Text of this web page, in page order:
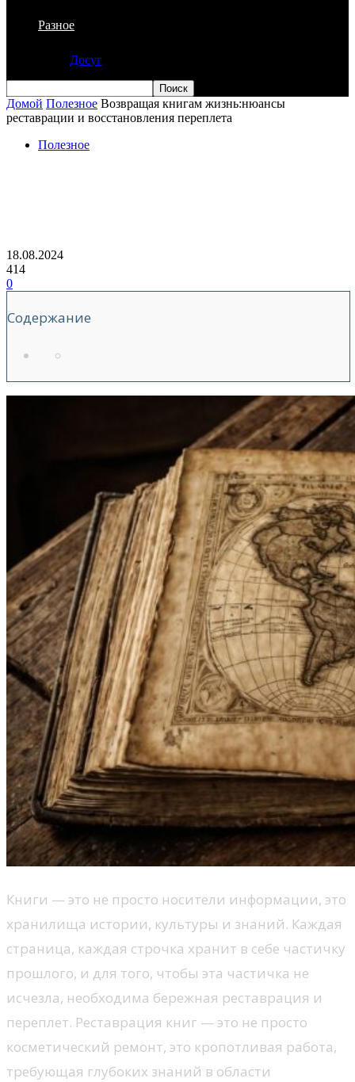
Разное
Досуг
Домой Полезное Возвращая книгам жизнь:нюансы
реставрации и восстановления переплета
Полезное
18.08.2024
414
0
Содержание
Книги — это не просто носители информации, это
хранилища истории, культуры и знаний. Каждая
страница, каждая строчка хранит в себе частичку
прошлого, и для того, чтобы эта частичка не
исчезла, необходима бережная реставрация и
переплет. Реставрация книг — это не просто
косметический ремонт, это кропотливая работа,
требующая глубоких знаний в области